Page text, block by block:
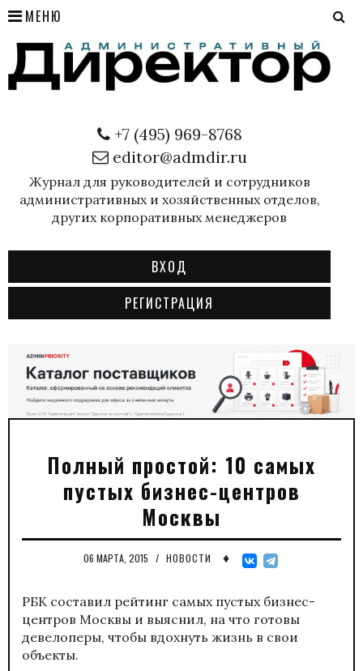
МЕНЮ
+7 (495) 969-8768
editor@admdir.ru
Журнал для руководителей и сотрудников
административных и хозяйственных отделов,
других корпоративных менеджеров
ВХОД
РЕГИСТРАЦИЯ
Полный простой: 10 самых
пустых бизнес-центров
Москвы
06 МАРТА, 2015 / НОВОСТИ ♦
РБК составил рейтинг самых пустых бизнес-
центров Москвы и выяснил, на что готовы
девелоперы, чтобы вдохнуть жизнь в свои
объекты.